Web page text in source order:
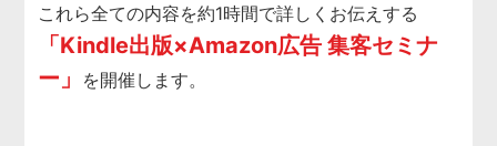
これら全ての内容を約1時間で詳しくお伝えする
「Kindle出版×Amazon広告 集客セミナ
ー」
を開催します。